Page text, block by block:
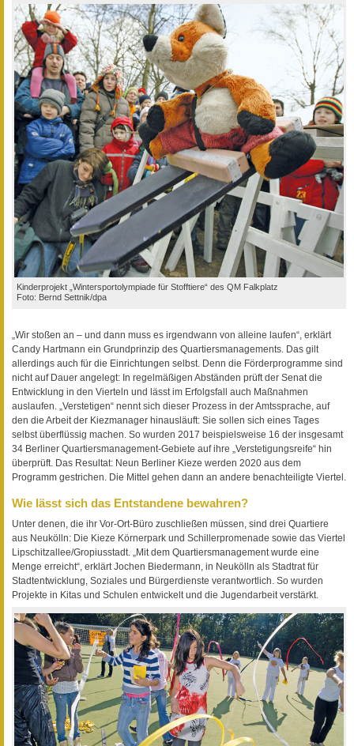
Kinderprojekt „Wintersportolympiade für Stofftiere“ des QM Falkplatz
Foto: Bernd Settnik/dpa
„Wir stoßen an – und dann muss es irgendwann von alleine laufen“, erklärt
Candy Hartmann ein Grundprinzip des Quartiersmanagements. Das gilt
allerdings auch für die Einrichtungen selbst. Denn die Förderprogramme sind
nicht auf Dauer angelegt: In regelmäßigen Abständen prüft der Senat die
Entwicklung in den Vierteln und lässt im Erfolgsfall auch Maßnahmen
auslaufen. „Verstetigen“ nennt sich dieser Prozess in der Amtssprache, auf
den die Arbeit der Kiezmanager hinausläuft: Sie sollen sich eines Tages
selbst überflüssig machen. So wurden 2017 beispielsweise 16 der insgesamt
34 Berliner Quartiersmanagement-Gebiete auf ihre „Verstetigungsreife“ hin
überprüft. Das Resultat: Neun Berliner Kieze werden 2020 aus dem
Programm gestrichen. Die Mittel gehen dann an andere benachteiligte Viertel.
Wie lässt sich das Entstandene bewahren?
Unter denen, die ihr Vor-Ort-Büro zuschließen müssen, sind drei Quartiere
aus Neukölln: Die Kieze Körnerpark und Schillerpromenade sowie das Viertel
Lipschitzallee/Gropiusstadt. „Mit dem Quartiersmanagement wurde eine
Menge erreicht“, erklärt Jochen Biedermann, in Neukölln als Stadtrat für
Stadtentwicklung, Soziales und Bürgerdienste verantwortlich. So wurden
Projekte in Kitas und Schulen entwickelt und die Jugendarbeit verstärkt.